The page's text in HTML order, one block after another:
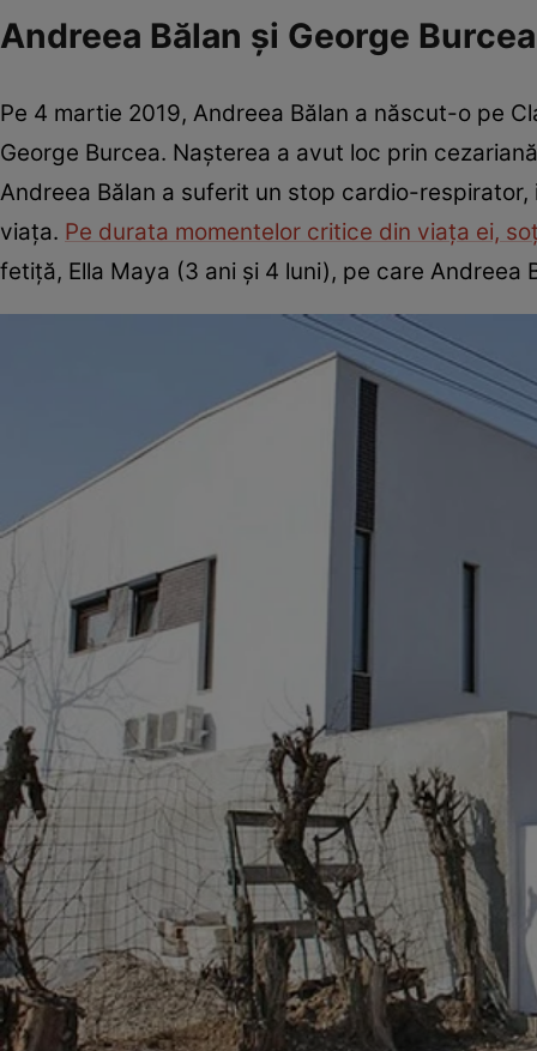
Andreea Bălan și George
Pe 4 martie 2019, Andreea Bălan a născut-o pe
George Burcea. Nașterea a avut loc prin
Andreea Bălan a suferit un stop cardio-
viața. Pe durata momentelor critice din viața ei,
fetiță, Ella Maya (3 ani și 4 luni), pe care